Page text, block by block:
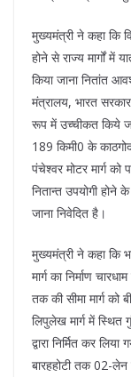
मुख्यमंत्री ने कहा कि
होने से राज्य मार्गों में
किया जाना नितांत
मंत्रालय, भारत सरकार
रूप में उच्चीकत किये
189 किमी0 के
पंचेश्वर मोटर मार्ग
नितान्त उपयोगी होने
जाना निवेदित है।
मुख्यमंत्री ने कहा कि
मार्ग का निर्माण
तक की सीमा मार्ग को
लिपुलेख मार्ग में
द्वारा निर्मित कर
बारहहोटी तक 02-लेन